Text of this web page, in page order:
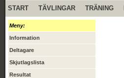
START TÄVLINGAR TRÄNING
Meny:
Information
Deltagare
Skjutlagslista
Resultat